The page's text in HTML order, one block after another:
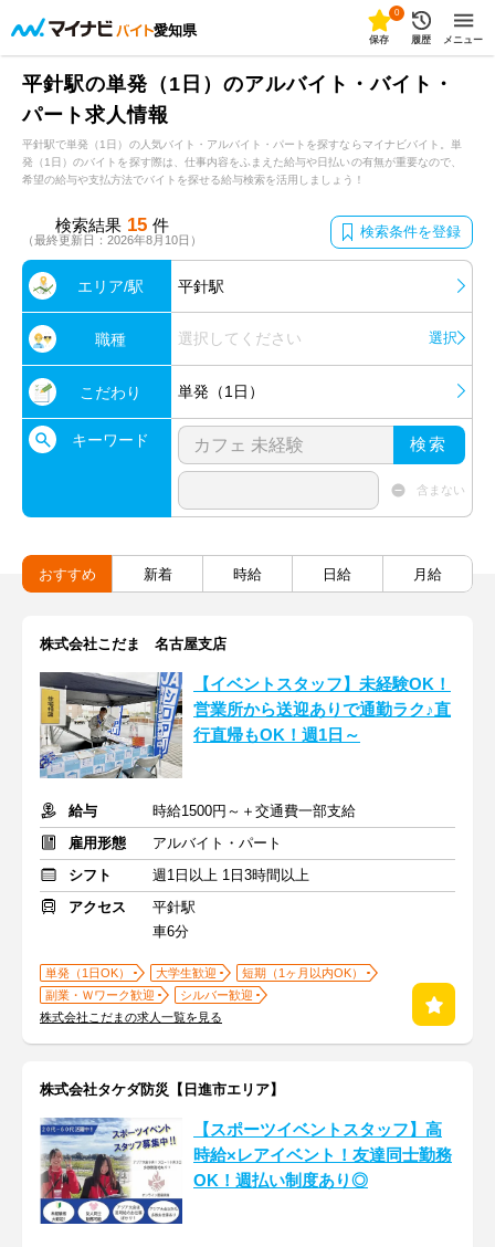
愛知県
0
保存 履歴 メニュー
平針駅の単発（1日）のアルバイト・バイト・
パート求人情報
平針駅で単発（1日）の人気バイト・アルバイト・パートを探すならマイナビバイト。単
発（1日）のバイトを探す際は、仕事内容をふまえた給与や日払いの有無が重要なので、
希望の給与や支払方法でバイトを探せる給与検索を活用しましょう！
検索結果 15 件
（最終更新日：2026年8月10日） 検索条件を登録
エリア/駅 平針駅
職種 選択してください 選択
こだわり 単発（1日）
キーワード 検索
含まない
おすすめ 新着 時給 日給 月給
株式会社こだま 名古屋支店
【イベントスタッフ】未経験OK！
営業所から送迎ありで通勤ラク♪直
行直帰もOK！週1日～
給与
時給1500円～＋交通費一部支給
雇用形態
アルバイト・パート
シフト
週1日以上 1日3時間以上
アクセス
平針駅
車6分
単発（1日OK） 大学生歓迎
短期（1ヶ月以内OK）
副業・Ｗワーク歓迎
シルバー歓迎
株式会社こだまの求人一覧を見る
株式会社タケダ防災【日進市エリア】
【スポーツイベントスタッフ】高
時給×レアイベント！友達同士勤務
OK！週払い制度あり◎